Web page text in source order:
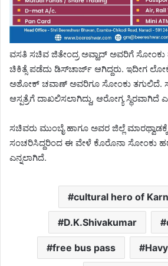
ವಸತಿ ಸಚಿವ ಜಿತೇಂದ್ರ ಅವ್ಹಾದ್ ಅವರಿಗೆ ಸೋಂಕು
ಚಿಕಿತ್ಸೆ ಪಡೆದು ಡಿಸ್‍ಚಾರ್ಜ್ ಆಗಿದ್ದರು. ಇದೀಗ
ಅಶೋಕ್ ಚವಾಣ್ ಅವರಿಗೂ ಸೋಂಕು ತಗುಲಿದೆ.
ಆಸ್ಪತ್ರೆಗೆ ದಾಖಲಿಸಲಾಗಿದ್ದು, ಆರೋಗ್ಯ
ಸಚಿವರು ಮುಂಬೈ ಹಾಗೂ ಅವರ ಜಿಲ್ಲೆ
ಸಂಚರಿಸಿದ್ದರಿಂದ ಈ ವೇಳೆ ಕೊರೊನಾ ಸೋಂಕು
ಎನ್ನಲಾಗಿದೆ.
cultural hero of
D.K.Shivakumar
free bus pass